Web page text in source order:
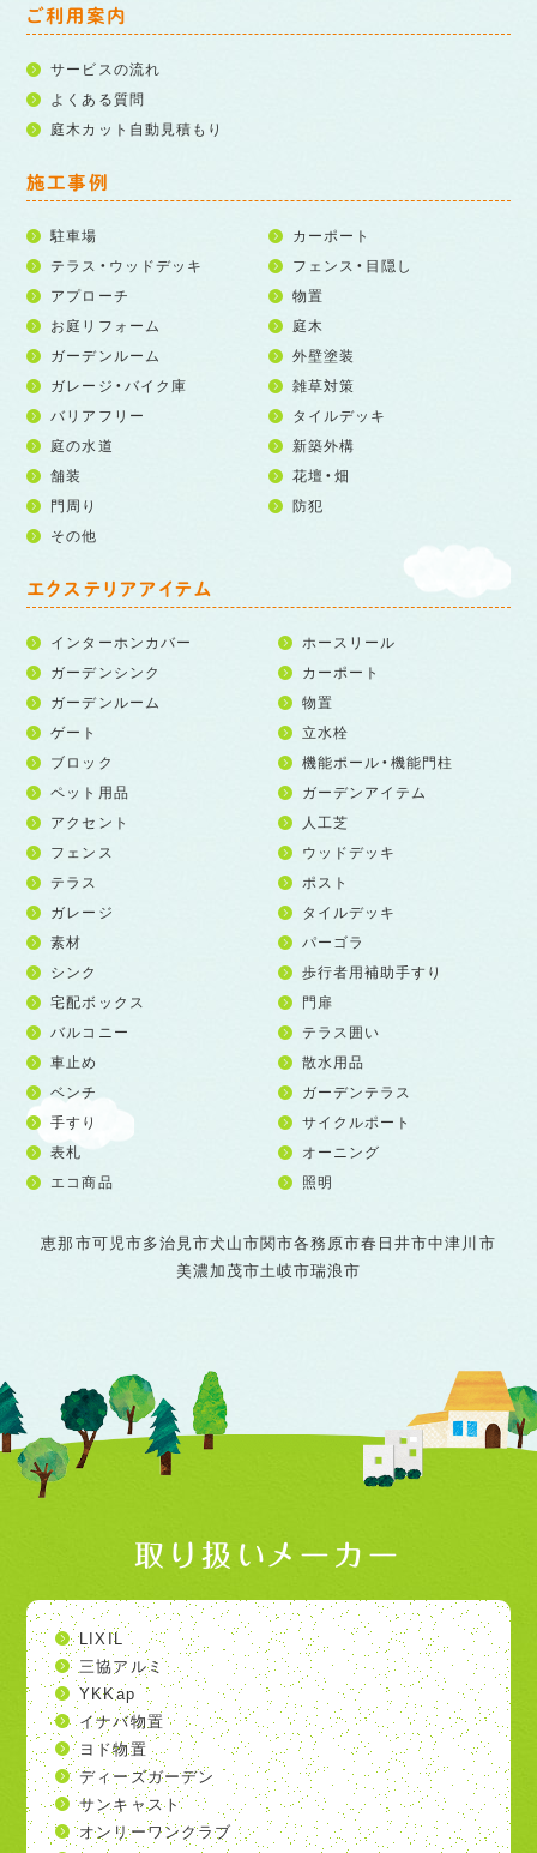
ご利用案内
サービスの流れ
よくある質問
庭木カット自動見積もり
施工事例
駐車場
カーポート
テラス・ウッドデッキ
フェンス・目隠し
アプローチ
物置
お庭リフォーム
庭木
ガーデンルーム
外壁塗装
ガレージ・バイク庫
雑草対策
バリアフリー
タイルデッキ
庭の水道
新築外構
舗装
花壇・畑
門周り
防犯
その他
エクステリアアイテム
インターホンカバー
ホースリール
ガーデンシンク
カーポート
ガーデンルーム
物置
ゲート
立水栓
ブロック
機能ポール・機能門柱
ペット用品
ガーデンアイテム
アクセント
人工芝
フェンス
ウッドデッキ
テラス
ポスト
ガレージ
タイルデッキ
素材
パーゴラ
シンク
歩行者用補助手すり
宅配ボックス
門扉
バルコニー
テラス囲い
車止め
散水用品
ベンチ
ガーデンテラス
手すり
サイクルポート
表札
オーニング
エコ商品
照明
恵那市可児市多治見市犬山市関市各務原市春日井市中津川市
美濃加茂市土岐市瑞浪市
取り扱いメーカー
LIXIL
三協アルミ
YKKap
イナバ物置
ヨド物置
ディーズガーデン
サンキャスト
オンリーワンクラブ